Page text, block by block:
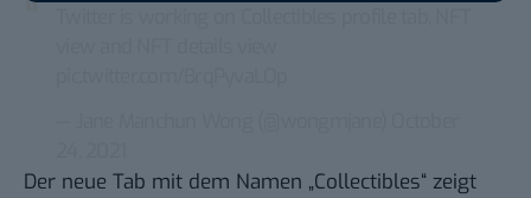
Der neue Tab mit dem Namen „Collectibles“ zeigt